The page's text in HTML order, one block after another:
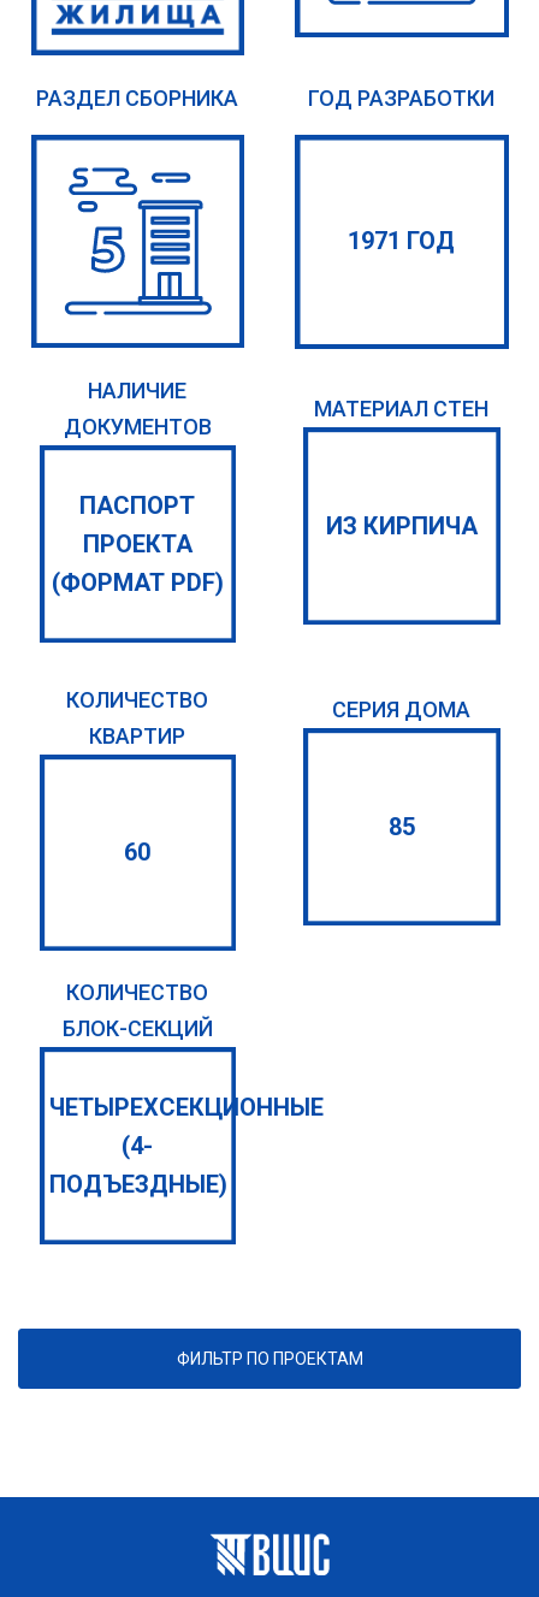
РАЗДЕЛ СБОРНИКА ГОД РАЗРАБОТКИ
1971 ГОД
НАЛИЧИЕ
ДОКУМЕНТОВ
ПАСПОРТ
ПРОЕКТА
(ФОРМАТ PDF)
МАТЕРИАЛ СТЕН
ИЗ КИРПИЧА
КОЛИЧЕСТВО
КВАРТИР
60
СЕРИЯ ДОМА
85
КОЛИЧЕСТВО
БЛОК-СЕКЦИЙ
ЧЕТЫРЕХСЕКЦИОННЫЕ
(4-
ПОДЪЕЗДНЫЕ)
ФИЛЬТР ПО ПРОЕКТАМ